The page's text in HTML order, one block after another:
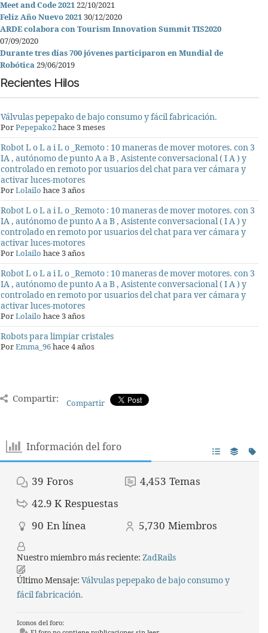
Meet and Code 202122/10/2021
Feliz Año Nuevo 202130/12/2020
ARDE colabora con Tourism Innovation Summit TIS2020
07/09/2020
Durante tres días 700 jóvenes participaron en Mundial de
Robótica29/06/2019
Recientes Hilos
Válvulas pepepako de bajo consumo y fácil fabricación.
PorPepepako2hace 3 meses
Robot L o L a i L o _Remoto : 10 maneras de mover motores. con 3
IA , autónomo de punto A a B , Asistente conversacional ( I A ) y
controlado en remoto por usuarios del chat para ver cámara y
activar luces-motores
PorLolailo hace 3 años
Robot L o L a i L o _Remoto : 10 maneras de mover motores. con 3
IA , autónomo de punto A a B , Asistente conversacional ( I A ) y
controlado en remoto por usuarios del chat para ver cámara y
activar luces-motores
PorLolailo hace 3 años
Robot L o L a i L o _Remoto : 10 maneras de mover motores. con 3
IA , autónomo de punto A a B , Asistente conversacional ( I A ) y
controlado en remoto por usuarios del chat para ver cámara y
activar luces-motores
PorLolailo hace 3 años
Robots para limpiar cristales
PorEmma_96hace 4 años
Compartir: Compartir
Información del foro
39 Foros 4,453 Temas
42.9 K Respuestas
90 En línea 5,730 Miembros
Nuestro miembro más reciente: ZadRails
Último Mensaje: Válvulas pepepako de bajo consumo y
fácil fabricación.
Iconos del foro: